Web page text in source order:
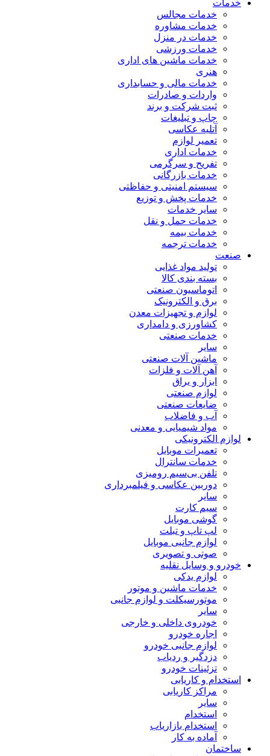
خدمات
خدمات مجالس
خدمات مشاوره
خدمات در منزل
خدمات ورزشی
خدمات ماشین های اداری
هنری
خدمات مالی و حسابداری
واردات و صادرات
ثبت شرکت و برند
چاپ و تبلیغات
آتلیه عکاسی
تعمیر لوازم
خدمات اداری
تفریح و سرگرمی
خدمات بازرگانی
سیستم امنیتی و حفاظتی
خدمات پخش و توزیع
سایر خدمات
خدمات حمل و نقل
خدمات بیمه
خدمات ترجمه
صنعت
تولید مواد غذایی
بسته بندی کالا
اتوماسیون صنعتی
برق و الکترونیک
لوازم و تجهیزات معدن
کشاورزی و دامداری
خدمات صنعتی
سایر
ماشین آلات صنعتی
آهن آلات و فلزات
ابزار و یراق
لوازم صنعتی
ضایعات صنعتی
آب و فاضلاب
مواد شیمیایی و معدنی
لوازم الکترونیکی
تعمیرات موبایل
خدمات سانترال
تلفن بی‌سیم رومیزی
دوربین عکاسی و فیلمبرداری
سایر
سیم کارت
گوشی موبایل
لپ تاپ و تبلت
لوازم جانبی موبایل
صوتی و تصویری
خودرو و وسایل نقلیه
لوازم یدکی
خدمات ماشین و موتور
موتورسیکلت و لوازم جانبی
سایر
خودروی داخلی و خارجی
اجاره خودرو
لوازم جانبی خودرو
دزدگیر و ردیاب
تزئینات خودرو
استخدام و کاریابی
مراکز کاریابی
سایر
استخدام
استخدام بازاریاب
آماده به کار
ساختمان